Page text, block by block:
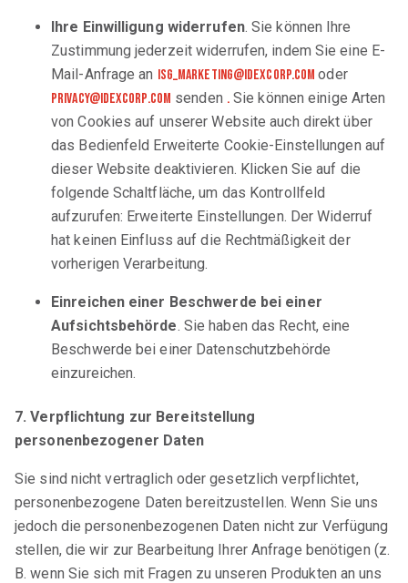
Ihre Einwilligung widerrufen. Sie können Ihre
Zustimmung jederzeit widerrufen, indem Sie eine E-
Mail-Anfrage an isg_marketing@idexcorp.comoder
privacy@idexcorp.com senden .Sie können einige Arten
von Cookies auf unserer Website auch direkt über
das Bedienfeld Erweiterte Cookie-Einstellungen auf
dieser Website deaktivieren. Klicken Sie auf die
folgende Schaltfläche, um das Kontrollfeld
aufzurufen: Erweiterte Einstellungen. Der Widerruf
hat keinen Einfluss auf die Rechtmäßigkeit der
vorherigen Verarbeitung.
Einreichen einer Beschwerde bei einer
Aufsichtsbehörde. Sie haben das Recht, eine
Beschwerde bei einer Datenschutzbehörde
einzureichen.
7. Verpflichtung zur Bereitstellung
personenbezogener Daten
Sie sind nicht vertraglich oder gesetzlich verpflichtet,
personenbezogene Daten bereitzustellen. Wenn Sie uns
jedoch die personenbezogenen Daten nicht zur Verfügung
stellen, die wir zur Bearbeitung Ihrer Anfrage benötigen (z.
B. wenn Sie sich mit Fragen zu unseren Produkten an uns